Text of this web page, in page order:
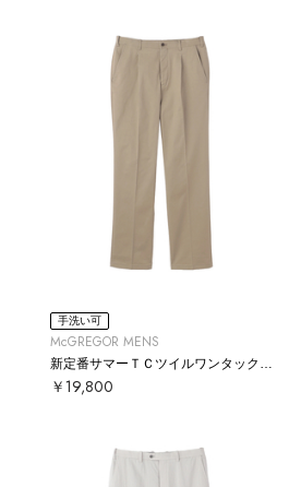
手洗い可
McGREGOR MENS
￥19,800